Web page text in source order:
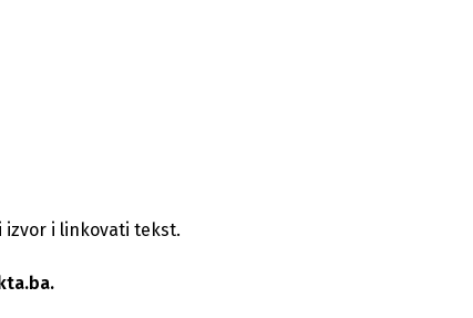
i linkovati tekst.